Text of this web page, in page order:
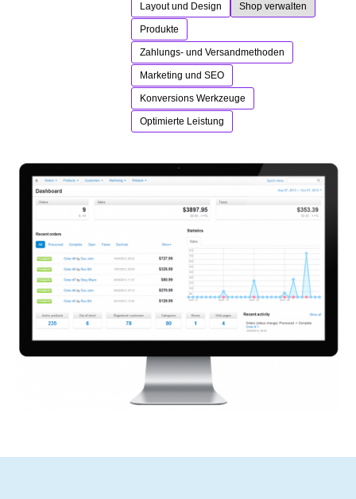
Layout und Design Shop verwalten
Produkte
Zahlungs- und Versandmethoden
Marketing und SEO
Konversions Werkzeuge
Optimierte Leistung